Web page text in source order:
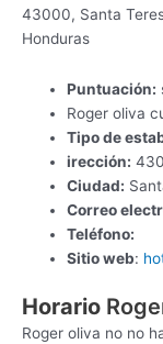
43000, Santa
Honduras
Puntuación:
Roger oliva
Tipo de
irección:
Ciudad:
Correo
Teléfono:
Sitio web:
Horario
Roger oliva no no